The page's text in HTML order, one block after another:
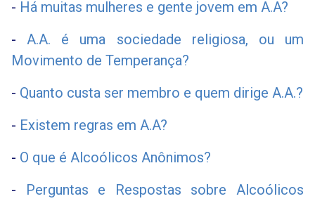
- Há muitas mulheres e gente jovem em A.A?
-A.A. é uma sociedade religiosa, ou um
Movimento de Temperança?
- Quanto custa ser membro e quem dirige A.A.?
- Existem regras em A.A?
- O que é Alcoólicos Anônimos?
- Perguntas e Respostas sobre Alcoólicos